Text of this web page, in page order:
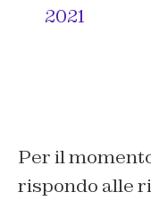
2021
Per il
rispondo alle